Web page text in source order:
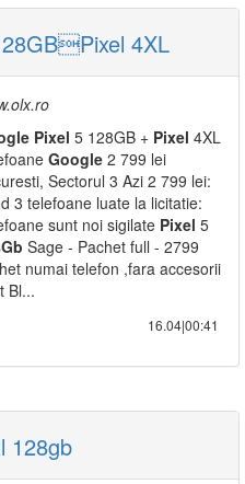
4XL
Pixel 5 128GB + Pixel 4XL
Google 2 799 lei
Sectorul 3 Azi 2 799 lei:
3 telefoane luate la licitatie:
sunt noi sigilate Pixel 5
Sage - Pachet full - 2799
numai telefon ,fara accesorii
Bl...
16.04|00:41
128gb